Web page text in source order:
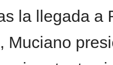
la llegada a
Muciano